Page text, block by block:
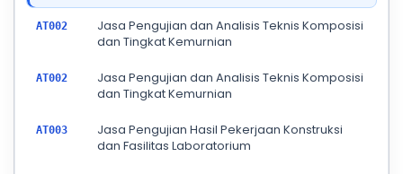
AT002
Jasa Pengujian dan Analisis Teknis Komposisi
dan Tingkat Kemurnian
AT002
Jasa Pengujian dan Analisis Teknis Komposisi
dan Tingkat Kemurnian
AT003
Jasa Pengujian Hasil Pekerjaan Konstruksi
dan Fasilitas Laboratorium